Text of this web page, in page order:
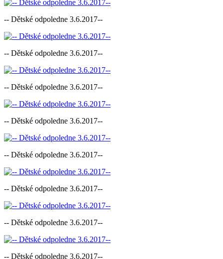
-- Dětské odpoledne 3.6.2017--
-- Dětské odpoledne 3.6.2017--
-- Dětské odpoledne 3.6.2017--
-- Dětské odpoledne 3.6.2017--
-- Dětské odpoledne 3.6.2017--
-- Dětské odpoledne 3.6.2017--
-- Dětské odpoledne 3.6.2017--
-- Dětské odpoledne 3.6.2017--